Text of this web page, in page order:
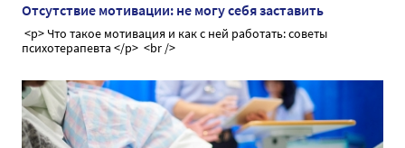
Отсутствие мотивации: не могу себя заставить
<p> Что такое мотивация и как с ней работать: советы
психотерапевта </p> <br />